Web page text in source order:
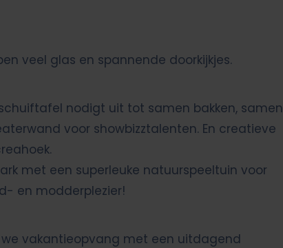
veel glas en spannende doorkijkjes.
nodigt uit tot samen bakken, samen
voor showbizztalenten. En creatieve
met een superleuke natuurspeeltuin voor
en modderplezier!
vakantieopvang met een uitdagend